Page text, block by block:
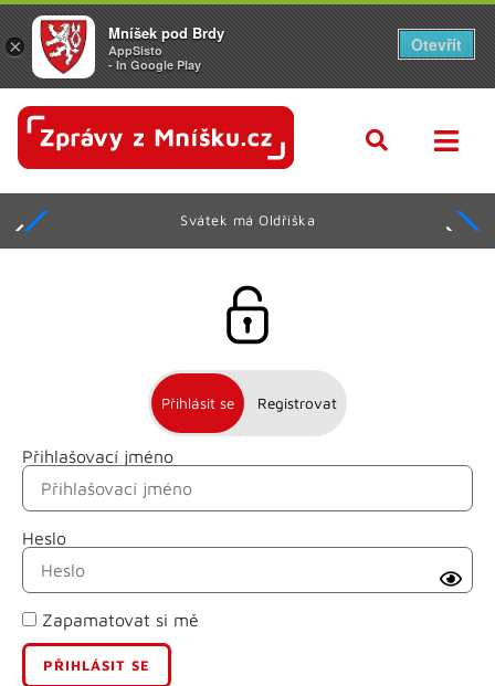
Svátek má Oldřiška
Přihlásit se Registrovat
Přihlašovací jméno
Heslo
Zapamatovat si mě
Jméno
Příjmení
E-mail
×
Mníšek pod Brdy
AppSisto
- In Google Play
Otevřít